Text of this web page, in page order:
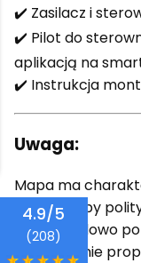
✔️ Zasilacz i
✔️ Pilot do
aplikacją na
✔️ Instrukcja
Uwaga:
Mapa ma
pełnej mapy
zostały celowo
odpowiednie